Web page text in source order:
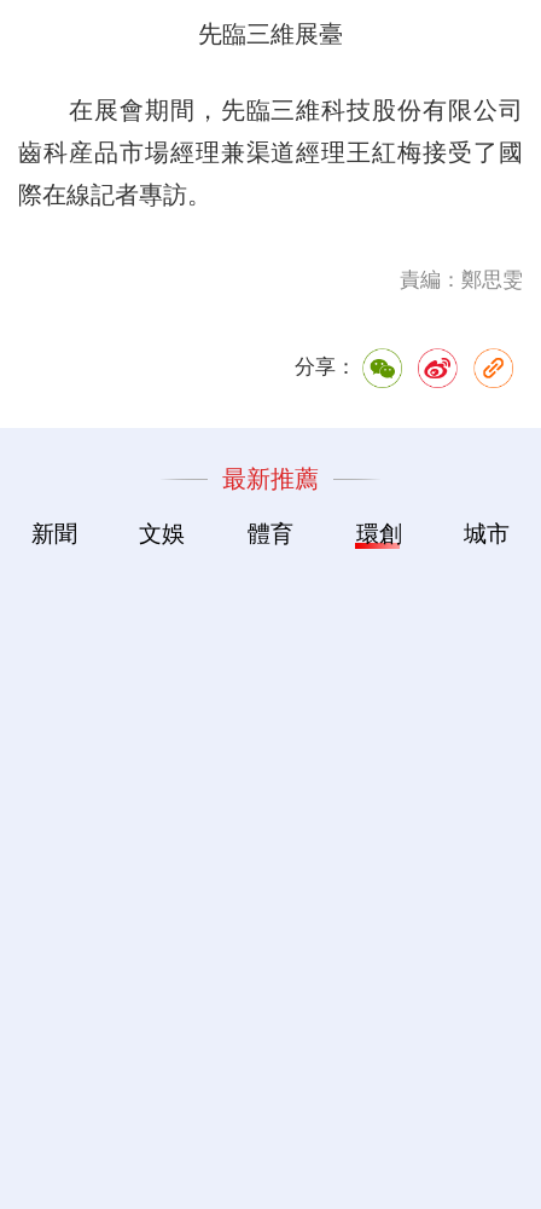
先臨三維展臺
在展會期間，先臨三維科技股份有限公司
齒科産品市場經理兼渠道經理王紅梅接受了國
際在線記者專訪。
責編：鄭思雯
分享：
最新推薦
新聞 文娛 體育 環創 城市